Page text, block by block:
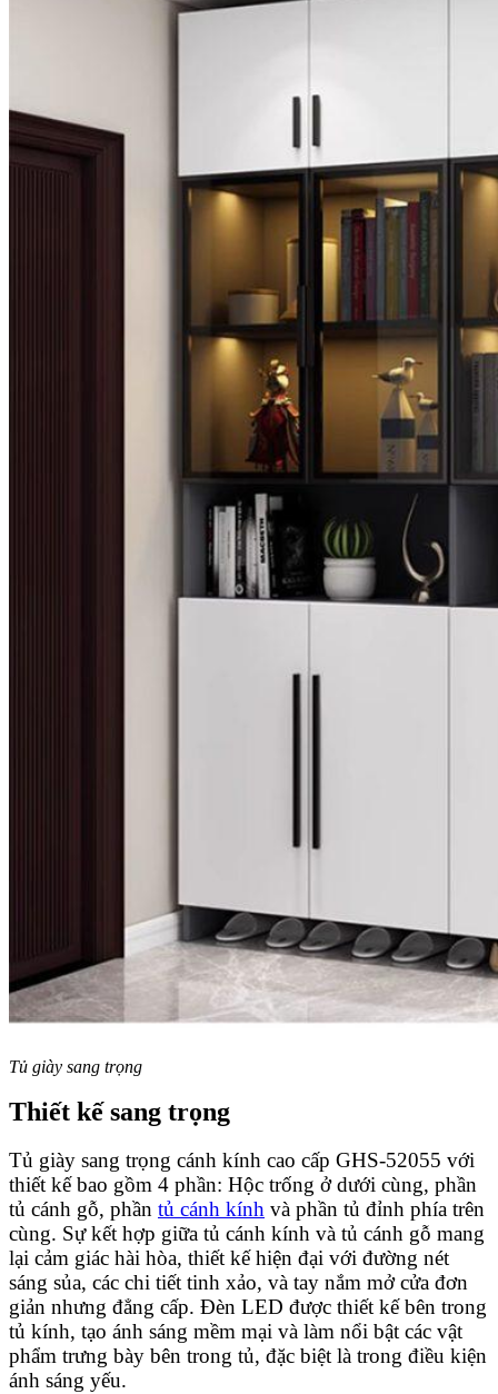
Tủ giày sang trọng
Thiết kế sang trọng
Tủ giày sang trọng cánh kính cao cấp GHS-52055 với
thiết kế bao gồm 4 phần: Hộc trống ở dưới cùng, phần
tủ cánh gỗ, phần tủ cánh kính và phần tủ đỉnh phía trên
cùng. Sự kết hợp giữa tủ cánh kính và tủ cánh gỗ mang
lại cảm giác hài hòa, thiết kế hiện đại với đường nét
sáng sủa, các chi tiết tinh xảo, và tay nắm mở cửa đơn
giản nhưng đẳng cấp. Đèn LED được thiết kế bên trong
tủ kính, tạo ánh sáng mềm mại và làm nổi bật các vật
phẩm trưng bày bên trong tủ, đặc biệt là trong điều kiện
ánh sáng yếu.